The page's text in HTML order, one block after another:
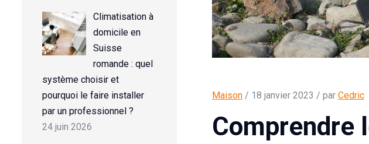
Climatisation à
domicile en
Suisse
romande : quel
système choisir et
pourquoi le faire installer
par un professionnel ?
24 juin 2026
Maison / 18 janvier 2023 / par Cedric
Comprendre